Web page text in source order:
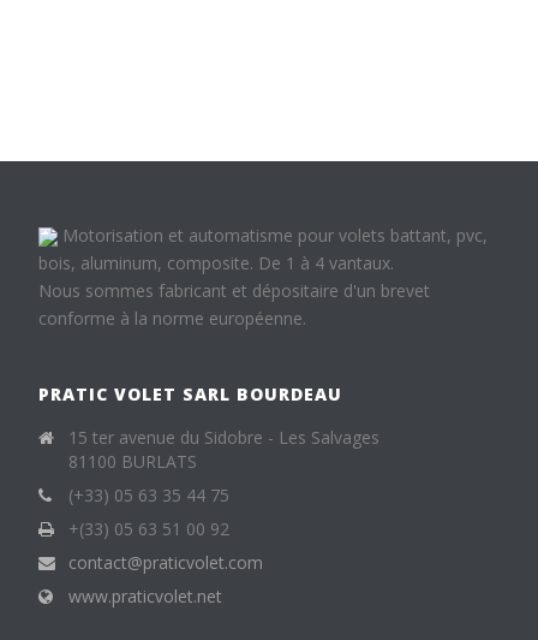
Motorisation et automatisme pour volets battant, pvc,
bois, aluminum, composite. De 1 à 4 vantaux.
Nous sommes fabricant et dépositaire d'un brevet
conforme à la norme européenne.
PRATIC VOLET SARL BOURDEAU
15 ter avenue du Sidobre - Les Salvages
81100 BURLATS
(+33) 05 63 35 44 75
+(33) 05 63 51 00 92
contact@praticvolet.com
www.praticvolet.net